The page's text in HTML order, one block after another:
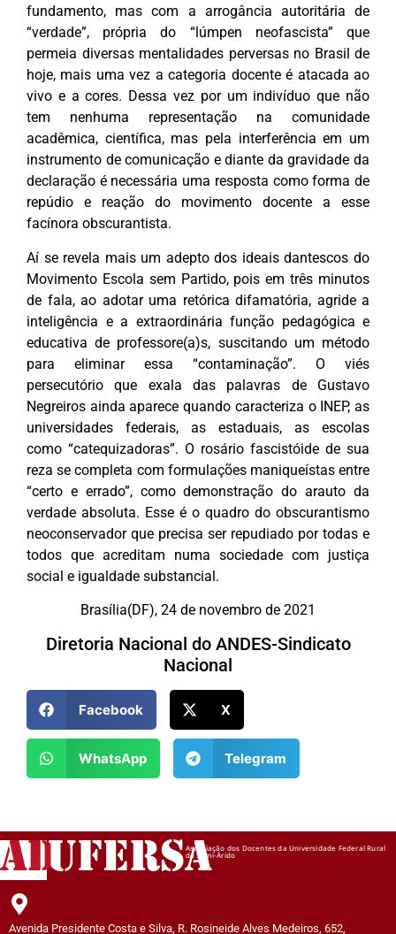
fundamento, mas com a arrogância autoritária de
“verdade”, própria do “lúmpen neofascista” que
permeia diversas mentalidades perversas no Brasil de
hoje, mais uma vez a categoria docente é atacada ao
vivo e a cores. Dessa vez por um indivíduo que não
tem nenhuma representação na comunidade
acadêmica, científica, mas pela interferência em um
instrumento de comunicação e diante da gravidade da
declaração é necessária uma resposta como forma de
repúdio e reação do movimento docente a esse
facínora obscurantista.
Aí se revela mais um adepto dos ideais dantescos do
Movimento Escola sem Partido, pois em três minutos
de fala, ao adotar uma retórica difamatória, agride a
inteligência e a extraordinária função pedagógica e
educativa de professore(a)s, suscitando um método
para eliminar essa “contaminação”. O viés
persecutório que exala das palavras de Gustavo
Negreiros ainda aparece quando caracteriza o INEP, as
universidades federais, as estaduais, as escolas
como “catequizadoras”. O rosário fascistóide de sua
reza se completa com formulações maniqueístas entre
“certo e errado”, como demonstração do arauto da
verdade absoluta. Esse é o quadro do obscurantismo
neoconservador que precisa ser repudiado por todas e
todos que acreditam numa sociedade com justiça
social e igualdade substancial.
Brasília(DF), 24 de novembro de 2021
Diretoria Nacional do ANDES-Sindicato
Nacional
Facebook X
WhatsApp Telegram
ADUFERSAAssociação dos Docentes da Universidade Federal Rural
do Semi-Árido
Avenida Presidente Costa e Silva, R. Rosineide Alves Medeiros, 652,